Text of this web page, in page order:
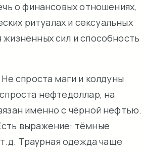
о финансовых отношениях,
ритуалах и сексуальных
сил и способность
спроста маги и колдуны
нефтедоллар, на
именно с чёрной нефтью.
выражение: тёмные
Траурная одежда чаще